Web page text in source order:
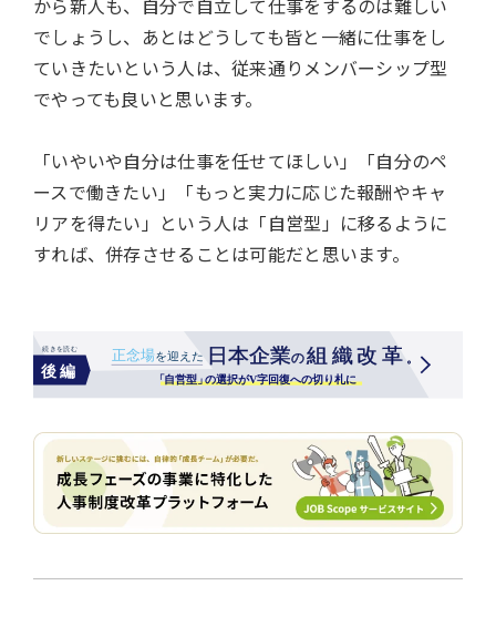
でしょうし、あとはどうしても皆と一緒に仕事をし
ていきたいという人は、従来通りメンバーシップ型
でやっても良いと思います。
「いやいや自分は仕事を任せてほしい」「自分のペ
ースで働きたい」「もっと実力に応じた報酬やキャ
リアを得たい」という人は「自営型」に移るように
すれば、併存させることは可能だと思います。